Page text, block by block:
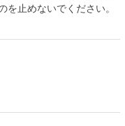
を止めないでください。